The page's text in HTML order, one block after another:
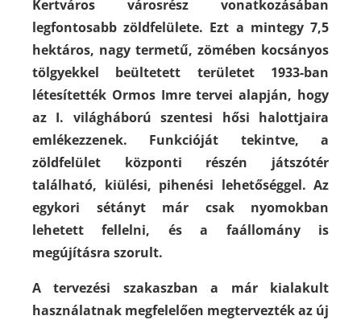
Kertváros városrész vonatkozásában
legfontosabb zöldfelülete. Ezt a mintegy 7,5
hektáros, nagy termetű, zömében kocsányos
tölgyekkel beültetett területet 1933-ban
létesítették Ormos Imre tervei alapján, hogy
az I. világháború szentesi hősi halottjaira
emlékezzenek. Funkcióját tekintve, a
zöldfelület központi részén játszótér
található, kiülési, pihenési lehetőséggel. Az
egykori sétányt már csak nyomokban
lehetett fellelni, és a faállomány is
megújításra szorult.
A tervezési szakaszban a már kialakult
használatnak megfelelően megtervezték az új